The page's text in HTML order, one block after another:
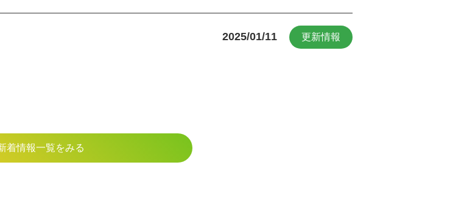
2025/01/11 更新情報
着情報一覧をみる